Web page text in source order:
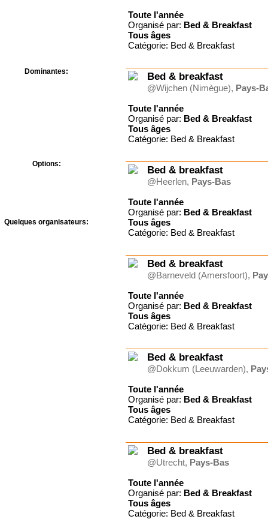
Dominantes:
Options:
Quelques organisateurs:
Toute l'année
Organisé par: Bed & Breakfast
Tous âges
Catégorie: Bed & Breakfast
Bed & breakfast
@Wijchen (Nimègue), Pays-
Toute l'année
Organisé par: Bed & Breakfast
Tous âges
Catégorie: Bed & Breakfast
Bed & breakfast
@Heerlen, Pays-Bas
Toute l'année
Organisé par: Bed & Breakfast
Tous âges
Catégorie: Bed & Breakfast
Bed & breakfast
@Barneveld (Amersfoort),
Toute l'année
Organisé par: Bed & Breakfast
Tous âges
Catégorie: Bed & Breakfast
Bed & breakfast
@Dokkum (Leeuwarden),
Toute l'année
Organisé par: Bed & Breakfast
Tous âges
Catégorie: Bed & Breakfast
Bed & breakfast
@Utrecht, Pays-Bas
Toute l'année
Organisé par: Bed & Breakfast
Tous âges
Catégorie: Bed & Breakfast